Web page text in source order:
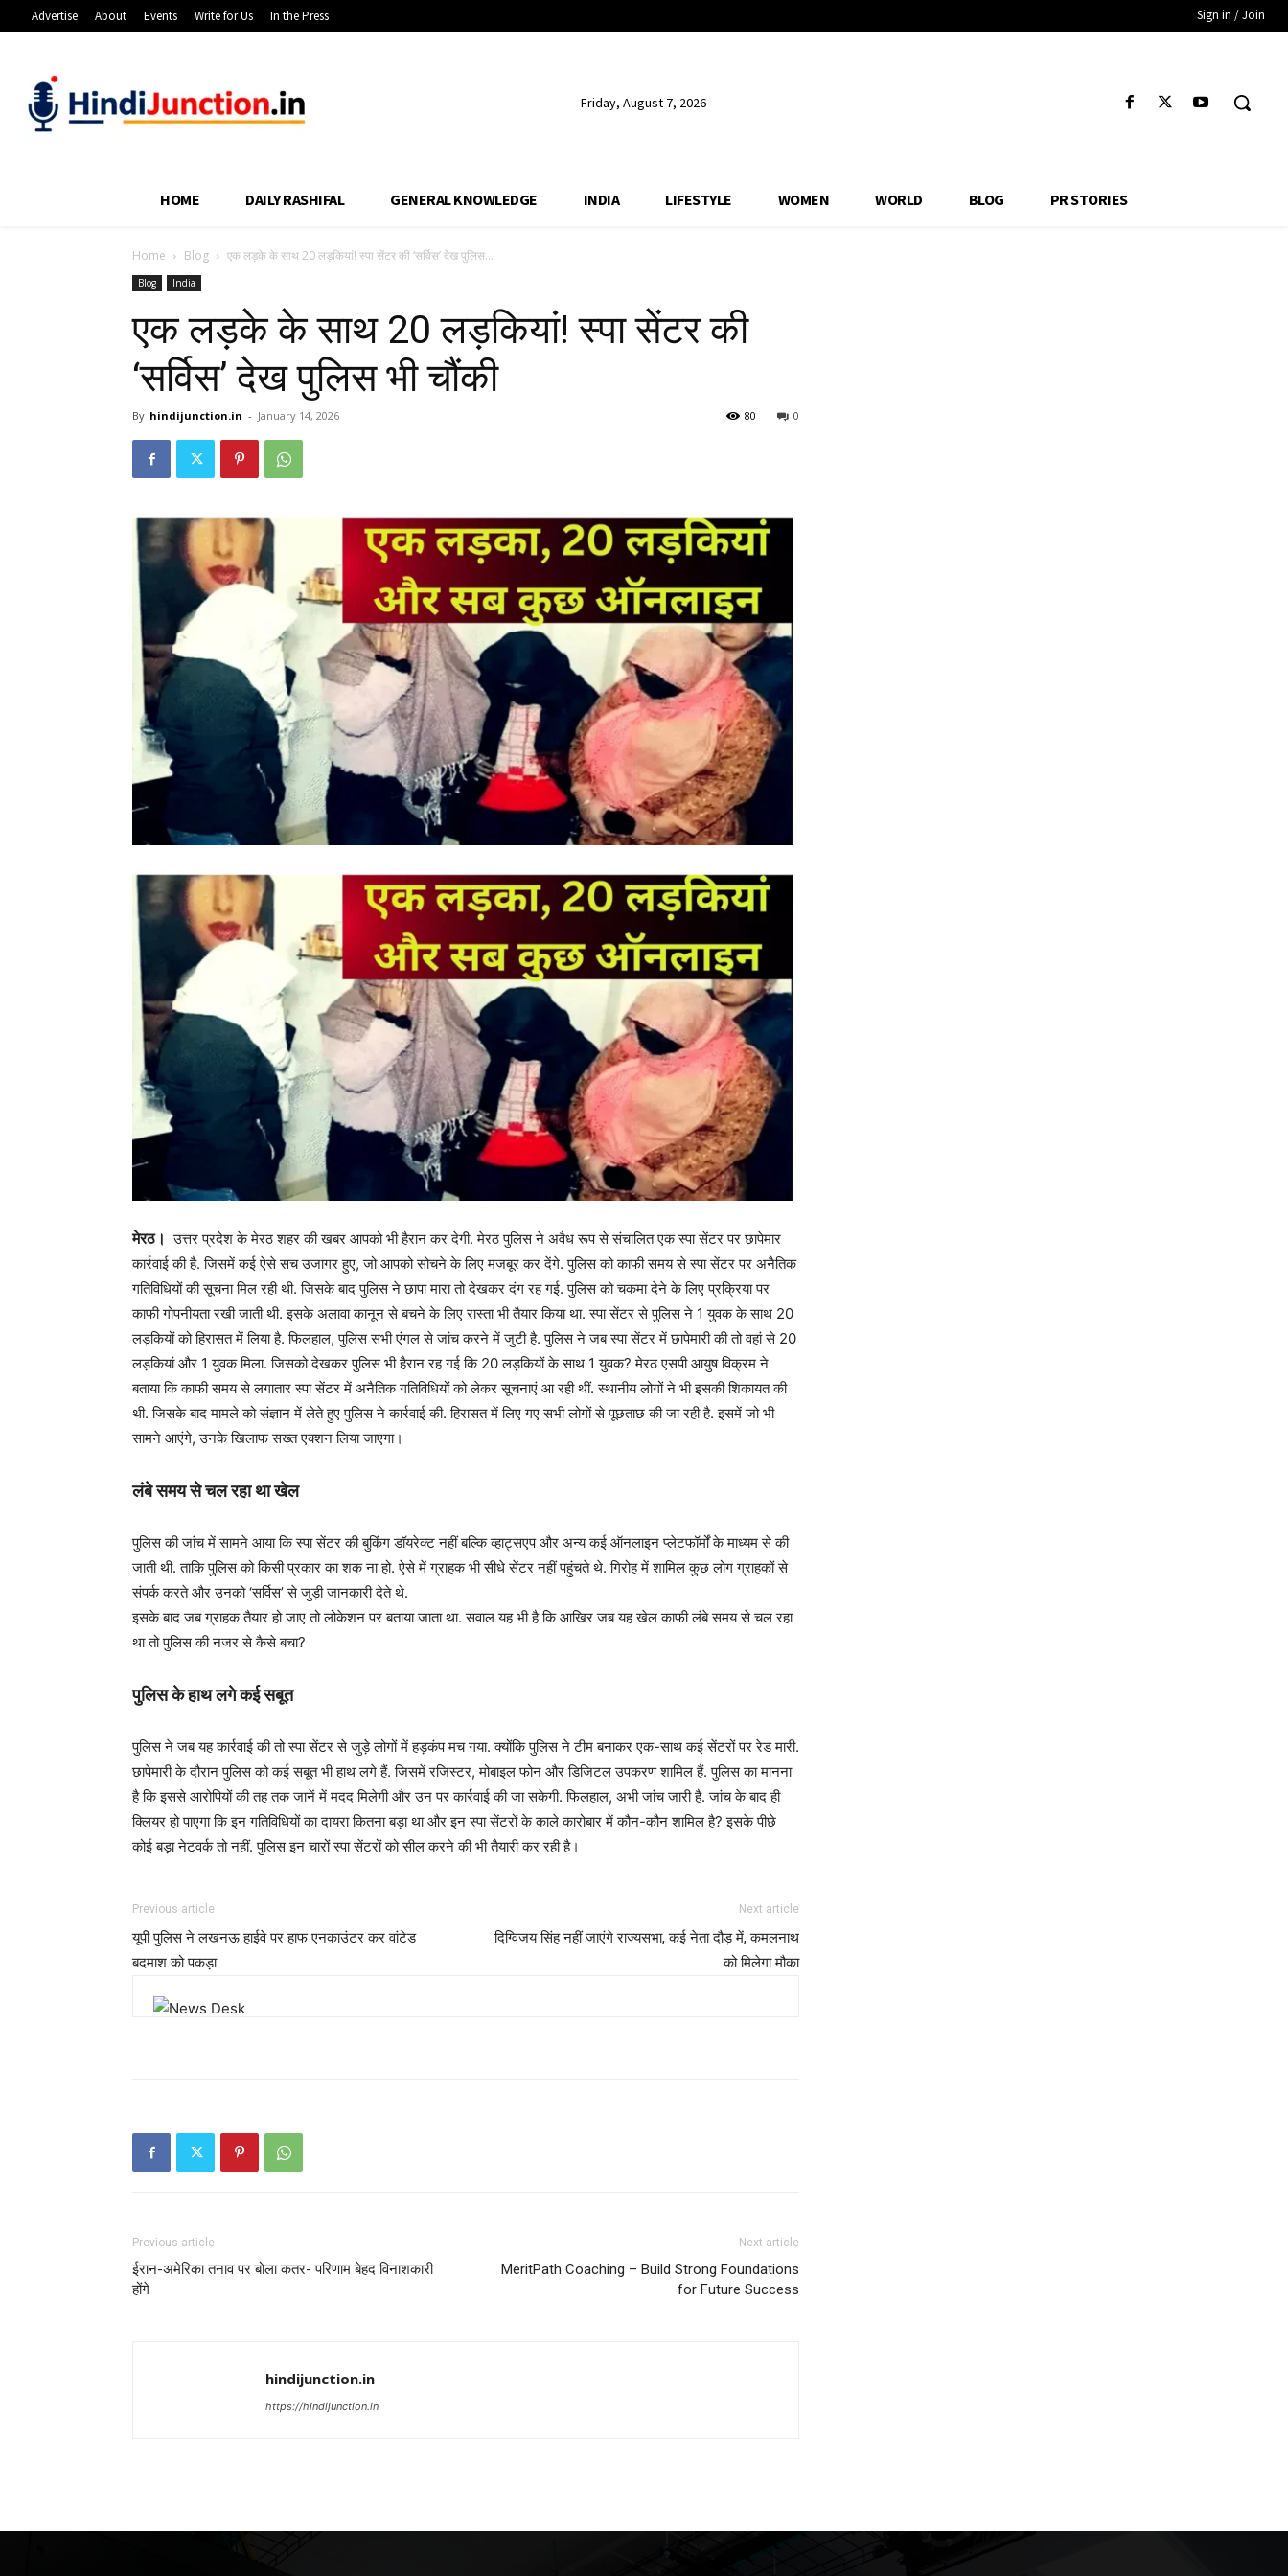
Advertise About Events Write for Us In the Press Sign in / Join
Friday, August 7, 2026
HOME DAILY RASHIFAL GENERAL KNOWLEDGE INDIA LIFESTYLE WOMEN WORLD BLOG PR STORIES
Home Blog एक लड़के के साथ 20 लड़कियां! स्पा सेंटर की ‘सर्विस’ देख पुलिस...
Blog India
एक लड़के के साथ 20 लड़कियां! स्पा सेंटर की
‘सर्विस’ देख पुलिस भी चौंकी
By hindijunction.in - January 14, 2026 0
80
मेरठ।उत्तर प्रदेश के मेरठ शहर की खबर आपको भी हैरान कर देगी. मेरठ पुलिस ने अवैध रूप से संचालित एक स्पा सेंटर पर छापेमार
कार्रवाई की है. जिसमें कई ऐसे सच उजागर हुए, जो आपको सोचने के लिए मजबूर कर देंगे. पुलिस को काफी समय से स्पा सेंटर पर अनैतिक
गतिविधियों की सूचना मिल रही थी. जिसके बाद पुलिस ने छापा मारा तो देखकर दंग रह गई. पुलिस को चकमा देने के लिए प्रक्रिया पर
काफी गोपनीयता रखी जाती थी. इसके अलावा कानून से बचने के लिए रास्ता भी तैयार किया था. स्पा सेंटर से पुलिस ने 1 युवक के साथ 20
लड़कियों को हिरासत में लिया है. फिलहाल, पुलिस सभी एंगल से जांच करने में जुटी है. पुलिस ने जब स्पा सेंटर में छापेमारी की तो वहां से 20
लड़कियां और 1 युवक मिला. जिसको देखकर पुलिस भी हैरान रह गई कि 20 लड़कियों के साथ 1 युवक? मेरठ एसपी आयुष विक्रम ने
बताया कि काफी समय से लगातार स्पा सेंटर में अनैतिक गतिविधियों को लेकर सूचनाएं आ रही थीं. स्थानीय लोगों ने भी इसकी शिकायत की
थी. जिसके बाद मामले को संज्ञान में लेते हुए पुलिस ने कार्रवाई की. हिरासत में लिए गए सभी लोगों से पूछताछ की जा रही है. इसमें जो भी
सामने आएंगे, उनके खिलाफ सख्त एक्शन लिया जाएगा।
लंबे समय से चल रहा था खेल
पुलिस की जांच में सामने आया कि स्पा सेंटर की बुकिंग डॉयरेक्ट नहीं बल्कि व्हाट्सएप और अन्य कई ऑनलाइन प्लेटफॉर्मों के माध्यम से की
जाती थी. ताकि पुलिस को किसी प्रकार का शक ना हो. ऐसे में ग्राहक भी सीधे सेंटर नहीं पहुंचते थे. गिरोह में शामिल कुछ लोग ग्राहकों से
संपर्क करते और उनको ‘सर्विस’ से जुड़ी जानकारी देते थे.
इसके बाद जब ग्राहक तैयार हो जाए तो लोकेशन पर बताया जाता था. सवाल यह भी है कि आखिर जब यह खेल काफी लंबे समय से चल रहा
था तो पुलिस की नजर से कैसे बचा?
पुलिस के हाथ लगे कई सबूत
पुलिस ने जब यह कार्रवाई की तो स्पा सेंटर से जुड़े लोगों में हड़कंप मच गया. क्योंकि पुलिस ने टीम बनाकर एक-साथ कई सेंटरों पर रेड मारी.
छापेमारी के दौरान पुलिस को कई सबूत भी हाथ लगे हैं. जिसमें रजिस्टर, मोबाइल फोन और डिजिटल उपकरण शामिल हैं. पुलिस का मानना
है कि इससे आरोपियों की तह तक जानें में मदद मिलेगी और उन पर कार्रवाई की जा सकेगी. फिलहाल, अभी जांच जारी है. जांच के बाद ही
क्लियर हो पाएगा कि इन गतिविधियों का दायरा कितना बड़ा था और इन स्पा सेंटरों के काले कारोबार में कौन-कौन शामिल है? इसके पीछे
कोई बड़ा नेटवर्क तो नहीं. पुलिस इन चारों स्पा सेंटरों को सील करने की भी तैयारी कर रही है।
Previous article
यूपी पुलिस ने लखनऊ हाईवे पर हाफ एनकाउंटर कर वांटेड
बदमाश को पकड़ा
Next article
दिग्विजय सिंह नहीं जाएंगे राज्यसभा, कई नेता दौड़ में, कमलनाथ
को मिलेगा मौका
Previous article
ईरान-अमेरिका तनाव पर बोला कतर- परिणाम बेहद विनाशकारी
होंगे
Next article
MeritPath Coaching – Build Strong Foundations
for Future Success
hindijunction.in
https://hindijunction.in